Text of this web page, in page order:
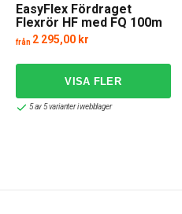
EasyFlex Fördraget
Flexrör HF med FQ 100m
från 2 295,00 kr
5 av 5 varianter i webblager